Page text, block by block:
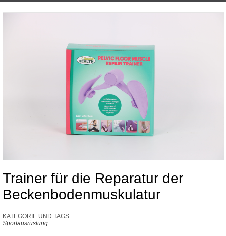
Trainer für die Reparatur der
Beckenbodenmuskulatur
KATEGORIE UND TAGS:
Sportausrüstung